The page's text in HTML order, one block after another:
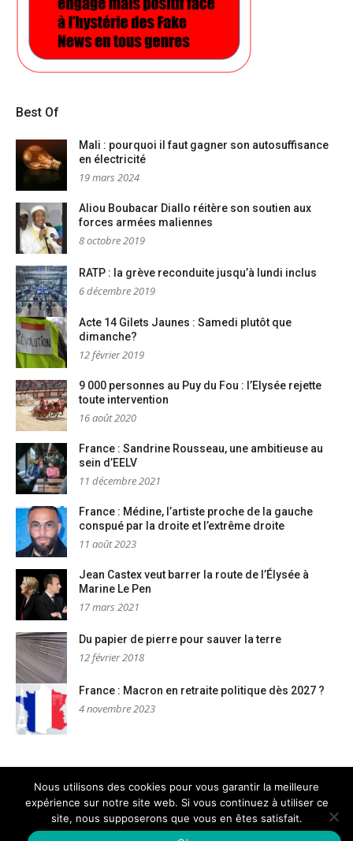
Best Of
Mali : pourquoi il faut gagner son autosuffisance
en électricité
19 mars 2024
Aliou Boubacar Diallo réitère son soutien aux
forces armées maliennes
8 octobre 2019
RATP : la grève reconduite jusqu’à lundi inclus
6 décembre 2019
Acte 14 Gilets Jaunes : Samedi plutôt que
dimanche?
12 février 2019
9 000 personnes au Puy du Fou : l’Elysée rejette
toute intervention
16 août 2020
France : Sandrine Rousseau, une ambitieuse au
sein d’EELV
11 décembre 2021
France : Médine, l’artiste proche de la gauche
conspué par la droite et l’extrême droite
11 août 2023
Jean Castex veut barrer la route de l’Élysée à
Marine Le Pen
17 mars 2021
Du papier de pierre pour sauver la terre
12 février 2018
France : Macron en retraite politique dès 2027 ?
4 novembre 2023
Mentions légales
Nous contacter
Copyright © PM Dignités - L'info sociale, solidaire et engagée–
Nous utilisons des cookies pour vous garantir la meilleure
expérience sur notre site web. Si vous continuez à utiliser ce
site, nous supposerons que vous en êtes satisfait.